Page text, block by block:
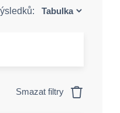
Smazat filtry